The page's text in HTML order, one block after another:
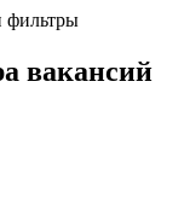
фильтры
вакансий